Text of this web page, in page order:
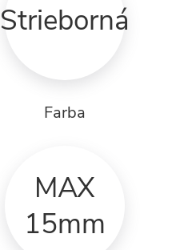
Strieborná
Farba
MAX
15mm